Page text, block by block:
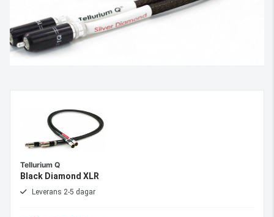
Tellurium Q
Black Diamond XLR
Leverans 2-5 dagar